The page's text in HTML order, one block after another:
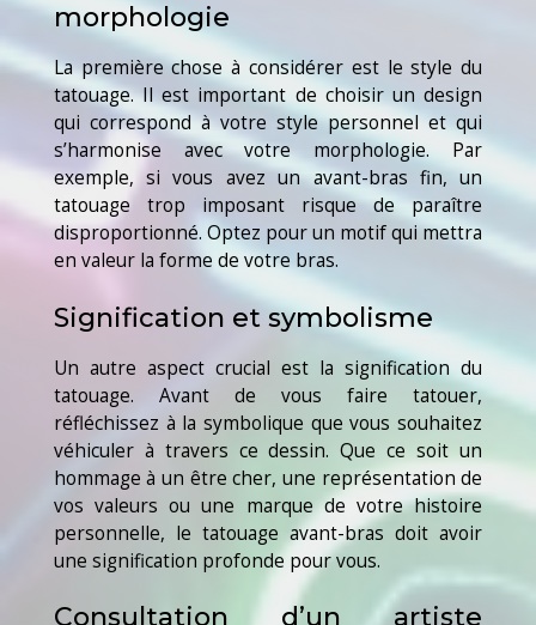
morphologie
La première chose à considérer est le style du
tatouage. Il est important de choisir un design
qui correspond à votre style personnel et qui
s’harmonise avec votre morphologie. Par
exemple, si vous avez un avant-bras fin, un
tatouage trop imposant risque de paraître
disproportionné. Optez pour un motif qui mettra
en valeur la forme de votre bras.
Signification et symbolisme
Un autre aspect crucial est la signification du
tatouage. Avant de vous faire tatouer,
réfléchissez à la symbolique que vous souhaitez
véhiculer à travers ce dessin. Que ce soit un
hommage à un être cher, une représentation de
vos valeurs ou une marque de votre histoire
personnelle, le tatouage avant-bras doit avoir
une signification profonde pour vous.
Consultation d’un artiste